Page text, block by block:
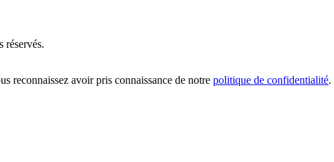
réservés.
reconnaissez avoir pris connaissance de notre politique de confidentialité.